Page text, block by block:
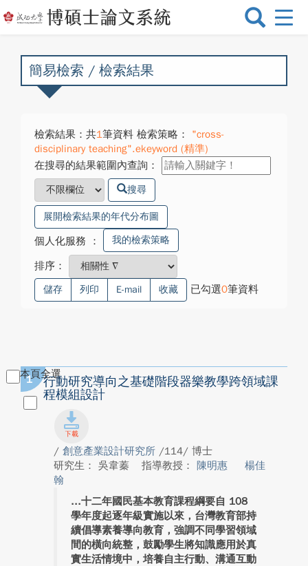
選
換
簡易檢索 / 檢索結果
檢索結果：共1筆資料 檢索策略：
"cross-
disciplinary teaching".ekeyword (精準)
在搜尋的結果範圍內查詢：
搜尋
展開檢索結果的年代分布圖
個人化服務 ： 我的檢索策略
排序：
儲存 列印 E-mail 收藏 已勾選0筆資料
本頁全選
1
行動研究導向之基礎階段器樂教學跨領域課
程模組設計
/ 創意產業設計研究所 /114/ 博士
研究生： 吳韋蓁
指導教授： 陳明惠
楊佳
翰
十二年國民基本教育課程綱要自 108
學年度起逐年級實施以來，台灣教育部持
續倡導素養導向教育，強調不同學習領域
間的橫向統整，鼓勵學生將知識應用於真
實生活情境中，培養自主行動、溝通互動